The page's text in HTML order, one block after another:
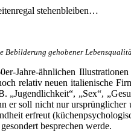
stehenbleiben…
Bebilderung gehobener
Jahre-ähnlichen
relativ neuen italienische
„Jugendlichkeit“, „Sex“,
er soll nicht nur
erfreut
besprechen werde.